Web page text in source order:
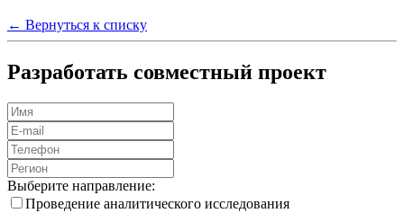
← Вернуться к списку
Разработать совместный проект
Выберите направление:
Проведение аналитического исследования